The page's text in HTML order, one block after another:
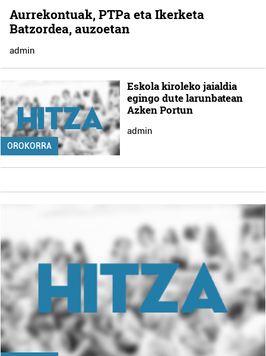
Aurrekontuak, PTPa eta Ikerketa
Batzordea, auzoetan
admin
OROKORRA
Eskola kiroleko jaialdia
egingo dute larunbatean
Azken Portun
admin